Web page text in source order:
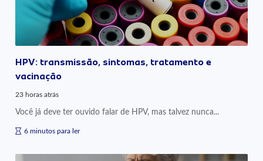
HPV: transmissão, sintomas, tratamento e
vacinação
23 horas atrás
Você já deve ter ouvido falar de HPV, mas talvez nunca...
6 minutos para ler